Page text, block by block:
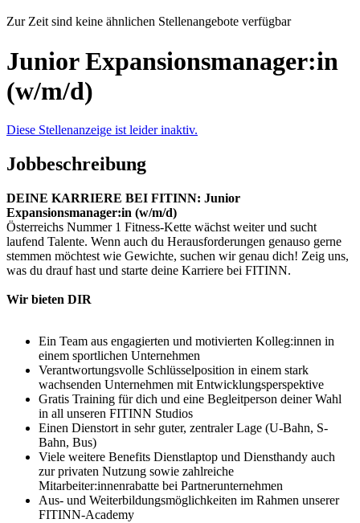
Zur Zeit sind keine ähnlichen Stellenangebote verfügbar
Junior Expansionsmanager:in
(w/m/d)
Diese Stellenanzeige ist leider inaktiv.
Jobbeschreibung
DEINE KARRIERE BEI FITINN: Junior
Expansionsmanager:in (w/m/d)
Österreichs Nummer 1 Fitness-Kette wächst weiter und sucht
laufend Talente. Wenn auch du Herausforderungen genauso gerne
stemmen möchtest wie Gewichte, suchen wir genau dich! Zeig uns,
was du drauf hast und starte deine Karriere bei FITINN.
Wir bieten DIR
Ein Team aus engagierten und motivierten Kolleg:innen in
einem sportlichen Unternehmen
Verantwortungsvolle Schlüsselposition in einem stark
wachsenden Unternehmen mit Entwicklungsperspektive
Gratis Training für dich und eine Begleitperson deiner Wahl
in all unseren FITINN Studios
Einen Dienstort in sehr guter, zentraler Lage (U-Bahn, S-
Bahn, Bus)
Viele weitere Benefits Dienstlaptop und Diensthandy auch
zur privaten Nutzung sowie zahlreiche
Mitarbeiter:innenrabatte bei Partnerunternehmen
Aus- und Weiterbildungsmöglichkeiten im Rahmen unserer
FITINN-Academy